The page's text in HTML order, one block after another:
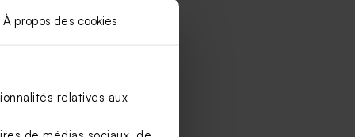
À propos des cookies
relatives aux